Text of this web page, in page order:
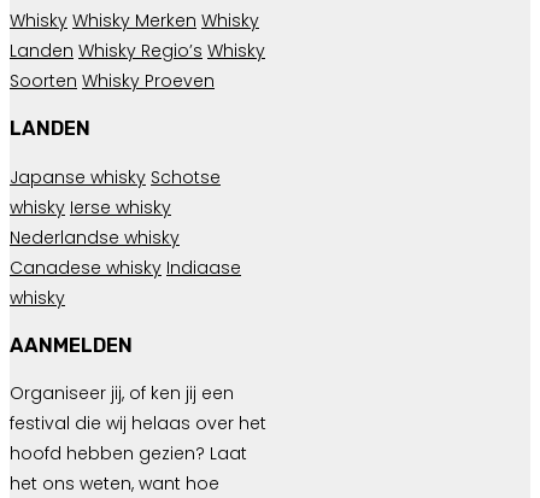
Whisky Whisky Merken Whisky
Landen Whisky Regio’s Whisky
Soorten Whisky Proeven
LANDEN
Japanse whisky Schotse
whisky Ierse whisky
Nederlandse whisky
Canadese whisky Indiaase
whisky
AANMELDEN
Organiseer jij, of ken jij een
festival die wij helaas over het
hoofd hebben gezien? Laat
het ons weten, want hoe